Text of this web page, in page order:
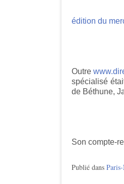
édition du
Outre
spécialisé
de Béthune,
Son compte-
Publié dans